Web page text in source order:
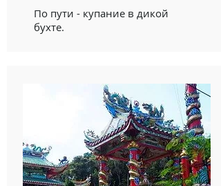
По пути - купание в дикой
бухте.